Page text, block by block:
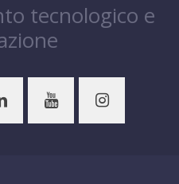
tecnologico e